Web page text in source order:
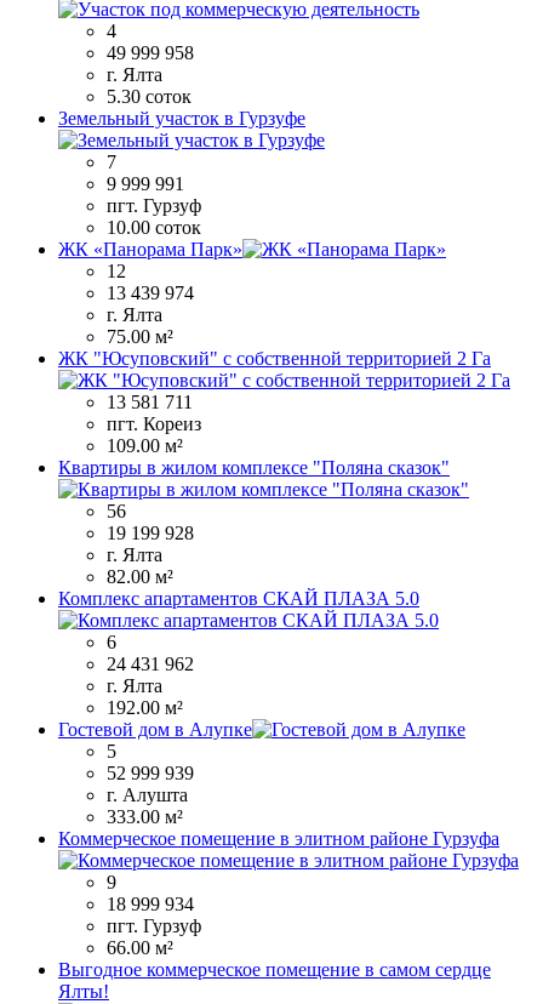
4
49 999 958
г. Ялта
5.30 соток
Земельный участок в Гурзуфе
7
9 999 991
пгт. Гурзуф
10.00 соток
ЖК «Панорама Парк»
12
13 439 974
г. Ялта
75.00 м²
ЖК "Юсуповский" с собственной территорией 2 Га
13 581 711
пгт. Кореиз
109.00 м²
Квартиры в жилом комплексе "Поляна сказок"
56
19 199 928
г. Ялта
82.00 м²
Комплекс апартаментов СКАЙ ПЛАЗА 5.0
6
24 431 962
г. Ялта
192.00 м²
Гостевой дом в Алупке
5
52 999 939
г. Алушта
333.00 м²
Коммерческое помещение в элитном районе Гурзуфа
9
18 999 934
пгт. Гурзуф
66.00 м²
Выгодное коммерческое помещение в самом сердце
Ялты!